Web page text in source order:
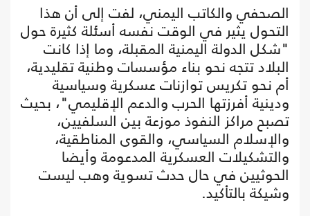
الصحفي والكاتب اليمني، لفت إلى أن هذا
التحول يثير في الوقت نفسه أسئلة كثيرة حول
"شكل الدولة اليمنية المقبلة، وما إذا كانت
البلاد تتجه نحو بناء مؤسسات وطنية تقليدية،
أم نحو تكريس توازنات عسكرية وسياسية
ودينية أفرزتها الحرب والدعم الإقليمي"، بحيث
تصبح مراكز النفوذ موزعة بين السلفيين،
والإسلام السياسي، والقوى المناطقية،
والتشكيلات العسكرية المدعومة وأيضا
الحوثيين في حال حدث تسوية وهب ليست
وشيكة بالتأكيد.